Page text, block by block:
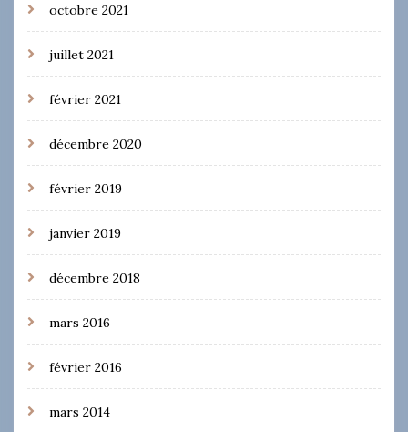
octobre 2021
juillet 2021
février 2021
décembre 2020
février 2019
janvier 2019
décembre 2018
mars 2016
février 2016
mars 2014